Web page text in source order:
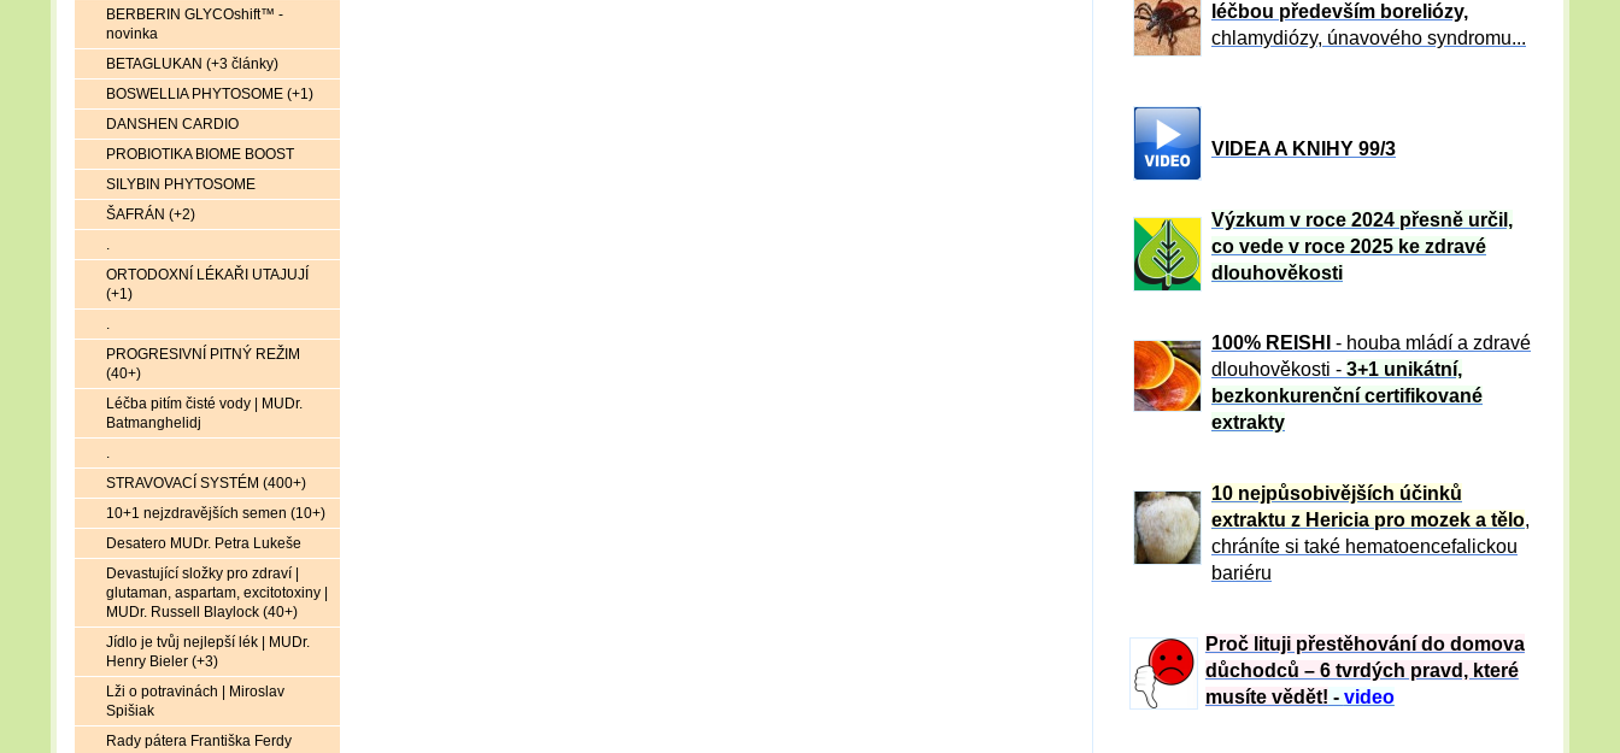
léčbou především boreliózy,
chlamydiózy, únavového syndromu...
VIDEA A KNIHY 99/3
Výzkum v roce 2024 přesně určil,
co vede v roce 2025 ke zdravé
dlouhověkosti
100% REISHI
- houba mládí a zdravé
dlouhověkosti - 3+1 unikátní,
bezkonkurenční certifikované
extrakty
10 nejpůsobivějších účinků
extraktu z Hericia pro mozek a tělo,
chráníte si také hematoencefalickou
bariéru
Proč lituji přestěhování do domova
důchodců – 6 tvrdých pravd, které
musíte vědět! - video
BERBERIN GLYCOshift™ -
novinka
BETAGLUKAN (+3 články)
BOSWELLIA PHYTOSOME (+1)
DANSHEN CARDIO
PROBIOTIKA BIOME BOOST
SILYBIN PHYTOSOME
ŠAFRÁN (+2)
.
ORTODOXNÍ LÉKAŘI UTAJUJÍ
(+1)
.
PROGRESIVNÍ PITNÝ REŽIM
(40+)
Léčba pitím čisté vody | MUDr.
Batmanghelidj
.
STRAVOVACÍ SYSTÉM (400+)
10+1 nejzdravějších semen (10+)
Desatero MUDr. Petra Lukeše
Devastující složky pro zdraví |
glutaman, aspartam, excitotoxiny |
MUDr. Russell Blaylock (40+)
Jídlo je tvůj nejlepší lék | MUDr.
Henry Bieler (+3)
Lži o potravinách | Miroslav
Spišiak
Rady pátera Františka Ferdy